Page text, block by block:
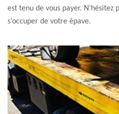
est tenu de vous payer. N’hésitez
s’occuper de votre épave.